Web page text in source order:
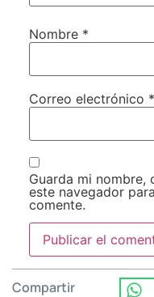
Nombre *
Correo electrónico *
Guarda mi
este navegador
comente.
Compartir